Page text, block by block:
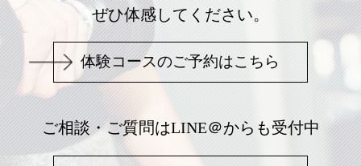
ぜひ体感してください。
体験コースのご予約はこちら
ご相談・ご質問はLINE＠からも受付中